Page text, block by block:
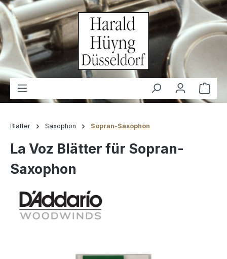
springen
Blätter Saxophon Sopran-Saxophon
La Voz Blätter für Sopran-
Saxophon